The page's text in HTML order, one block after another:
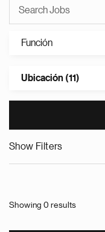
Función
Ubicación (11)
Show Filters
Showing 0 results